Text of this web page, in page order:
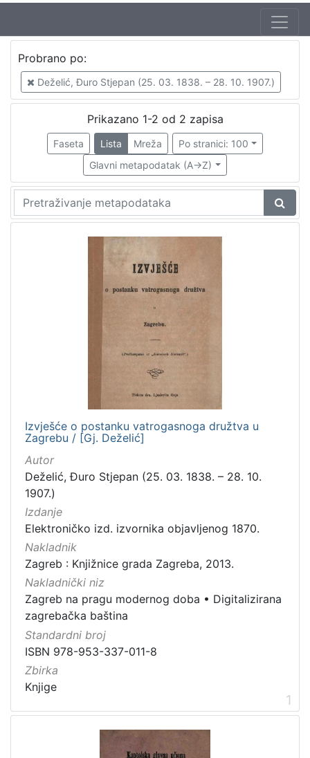
Autor
Deželić, Đuro Stjepan (25. 03. 1838. – 28. 10. 1907.)
izdanja
Zagreb
2
Zagreb na pragu modernog doba
Digitalizirana zagrebačka baština
Vrsta
građe
knjiga
Zbirka
Knjige
Probrano po:
Deželić, Đuro Stjepan (25. 03. 1838. – 28. 10. 1907.)
Prikazano 1-2 od 2 zapisa
Faseta Lista Mreža
Po stranici: 100
Glavni metapodatak (A->Z)
Izvješće o postanku vatrogasnoga družtva u
Zagrebu / [Gj. Deželić]
Autor
Deželić, Đuro Stjepan (25. 03. 1838. – 28. 10.
1907.)
Izdanje
Elektroničko izd. izvornika objavljenog 1870.
Nakladnik
Zagreb : Knjižnice grada Zagreba, 2013.
Nakladnički niz
Zagreb na pragu modernog doba • Digitalizirana
zagrebačka baština
Standardni broj
ISBN 978-953-337-011-8
Zbirka
Knjige
1